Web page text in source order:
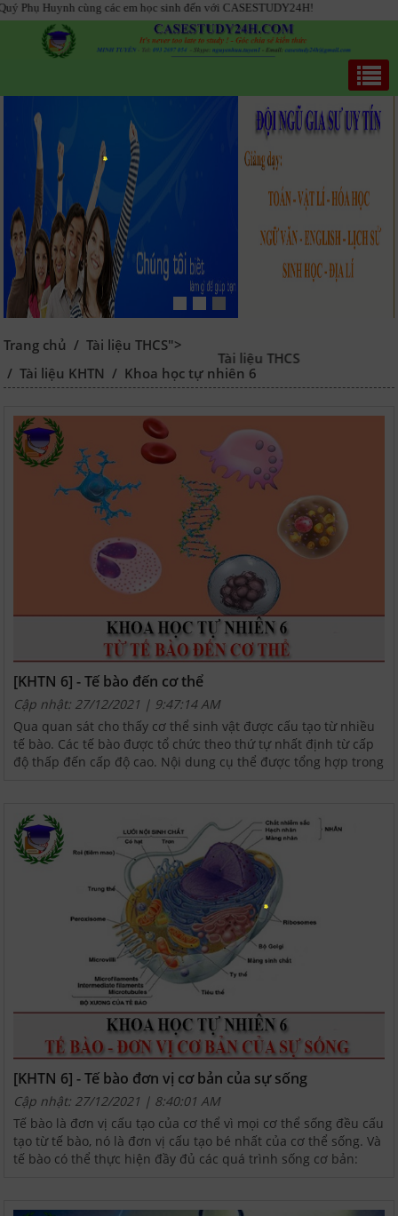
cùng các em học sinh đến với CASESTUDY24H!
Trang chủ /Tài liệu THCS">
Tài liệu THCS
/Tài liệu KHTN / Khoa học tự nhiên 6
[KHTN 6] - Tế bào đến cơ thể
Cập nhật: 27/12/2021 | 9:47:14 AM
Qua quan sát cho thấy cơ thể sinh vật được cấu tạo từ nhiều
tế bào. Các tế bào được tổ chức theo thứ tự nhất định từ cấp
độ thấp đến cấp độ cao. Nội dung cụ thể được tổng hợp trong
[KHTN 6] - Tế bào đơn vị cơ bản của sự sống
Cập nhật: 27/12/2021 | 8:40:01 AM
Tế bào là đơn vị cấu tạo của cơ thể vì mọi cơ thể sống đều cấu
tạo từ tế bào, nó là đơn vị cấu tạo bé nhất của cơ thể sống. Và
tế bào có thể thực hiện đầy đủ các quá trình sống cơ bản: